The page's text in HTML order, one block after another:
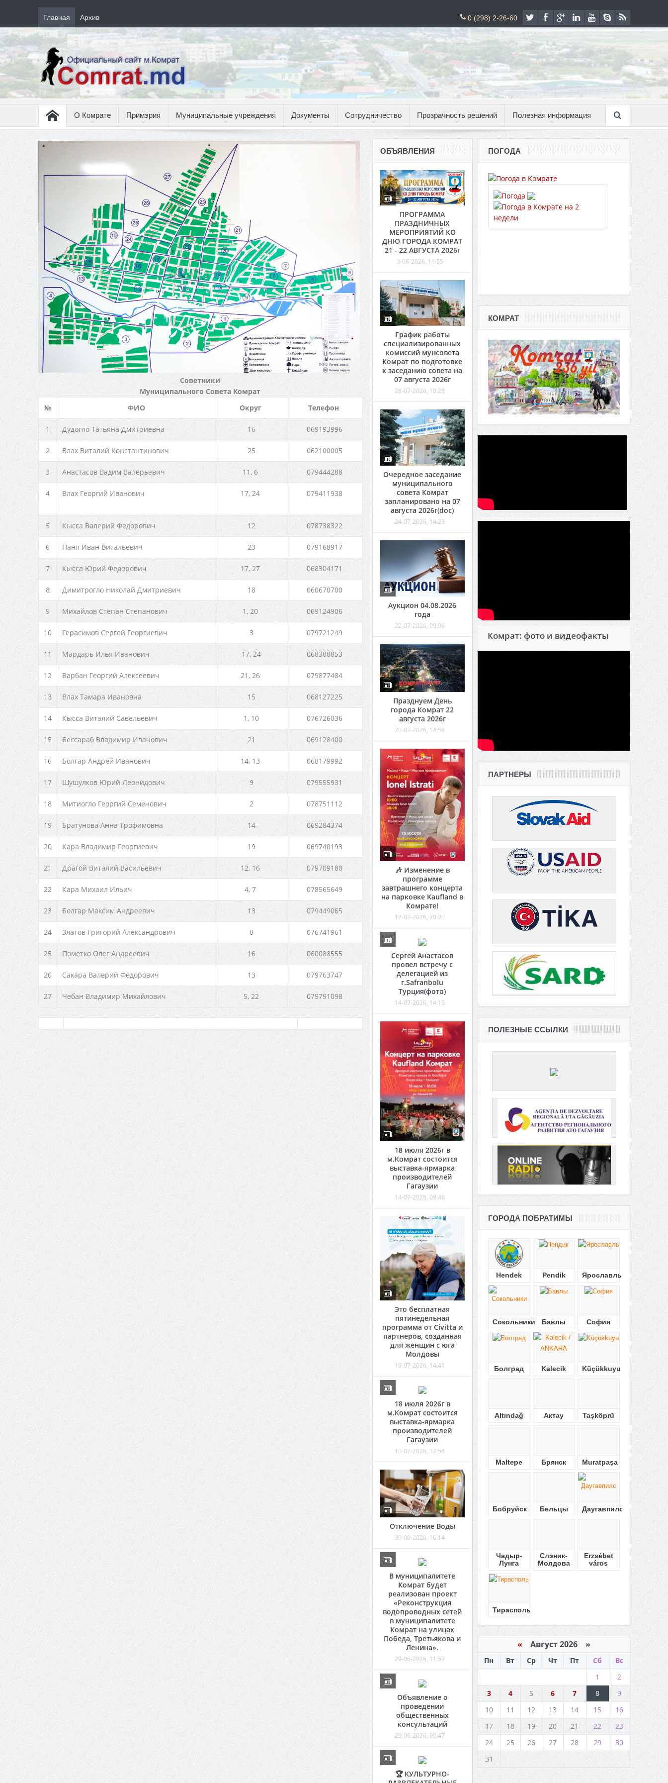
Главная Архив 0 (298) 2-26-60
О Комрате Примэрия Муниципальные учреждения Документы Сотрудничество Прозрачность решений Полезная информация
Советники
Муниципального Совета Комрат
№
ФИО Округ Телефон
1 Дудогло Татьяна Дмитриевна 16 069193996
2 Влах Виталий Константинович 25 062100005
3 Анастасов Вадим Валерьевич 11, 6 079444288
4 Влах Георгий Иванович 17, 24 079411938
5 Кысса Валерий Федорович 12 078738322
6 Паня Иван Витальевич 23 079168917
7 Кысса Юрий Федорович 17, 27 068304171
8 Димитрогло Николай Дмитриевич 18 060670700
9 Михайлов Степан Степанович 1, 20 069124906
10 Герасимов Сергей Георгиевич 3 079721249
11 Мардарь Илья Иванович 17, 24 068388853
12 Варбан Георгий Алексеевич 21, 26 079877484
13 Влах Тамара Ивановна 15 068127225
14 Кысса Виталий Савельевич 1, 10 076726036
15 Бессараб Владимир Иванович 21 069128400
16 Болгар Андрей Иванович 14, 13 068179992
17 Шушулков Юрий Леонидович 9 079555931
18 Митиогло Георгий Семенович 2 078751112
19 Братунова Анна Трофимовна 14 069284374
20 Кара Владимир Георгиевич 19 069740193
21 Драгой Виталий Васильевич 12, 16 079709180
22 Кара Михаил Ильич 4, 7 078565649
23 Болгар Максим Андреевич 13 079449065
24 Златов Григорий Александрович 8 076741961
25 Пометко Олег Андреевич 16 060088555
26 Сакара Валерий Федорович 13 079763747
27 Чебан Владимир Михайлович 5, 22 079791098
ОБЪЯВЛЕНИЯ
ПРОГРАММА
ПРАЗДНИЧНЫХ
МЕРОПРИЯТИЙ КО
ДНЮ ГОРОДА КОМРАТ
21 - 22 АВГУСТА 2026г
3-08-2026, 11:55
График работы
специализированных
комиссий мунсовета
Комрат по подготовке
к заседанию совета на
07 августа 2026г
28-07-2026, 10:28
Очередное заседание
муниципального
совета Комрат
запланировано на 07
августа 2026г(doc)
24-07-2026, 14:23
Аукцион 04.08.2026
года
22-07-2026, 09:06
Празднуем День
города Комрат 22
августа 2026г
20-07-2026, 14:56
🎶 Изменение в
программе
завтрашнего концерта
на парковке Kaufland в
Комрате!
17-07-2026, 20:20
Сергей Анастасов
провел встречу с
делегацией из
г.Safranbolu
Турция(фото)
14-07-2026, 14:15
18 июля 2026г в
м.Комрат состоится
выставка-ярмарка
производителей
Гагаузии
14-07-2026, 09:46
Это бесплатная
пятинедельная
программа от Civitta и
партнеров, созданная
для женщин с юга
Молдовы
10-07-2026, 14:41
18 июля 2026г в
м.Комрат состоится
выставка-ярмарка
производителей
Гагаузии
10-07-2026, 12:54
Отключение Воды
30-06-2026, 16:14
В муниципалитете
Комрат будет
реализован проект
«Реконструкция
водопроводных сетей
в муниципалитете
Комрат на улицах
Победа, Третьякова и
Ленина».
29-06-2026, 11:57
Объявление о
проведении
общественных
консультаций
29-06-2026, 09:47
🏆 КУЛЬТУРНО-
ПОГОДА
КОМРАТ
Комрат: фото и видеофакты
ПАРТНЕРЫ
ПОЛЕЗНЫЕ ССЫЛКИ
ГОРОДА ПОБРАТИМЫ
Hendek Pendik Ярославль
Сокольники Бавлы София
Болград Kalecik Küçükkuyu
Altındağ Актау Taşköprü
Maltepe Брянск Muratpaşa
Бобруйск Бельцы Даугавпилс
Чадыр-
Лунга
Слэник-
Молдова
Erzsébet
város
Тирасполь
« Август 2026 »
Пн Вт Ср Чт Пт Сб
Вс
1
2
3
4 5 6 7 8
9
10
11 12 13 14 15
16
17
18 19 20 21 22
23
24
25 26 27 28 29
30
31